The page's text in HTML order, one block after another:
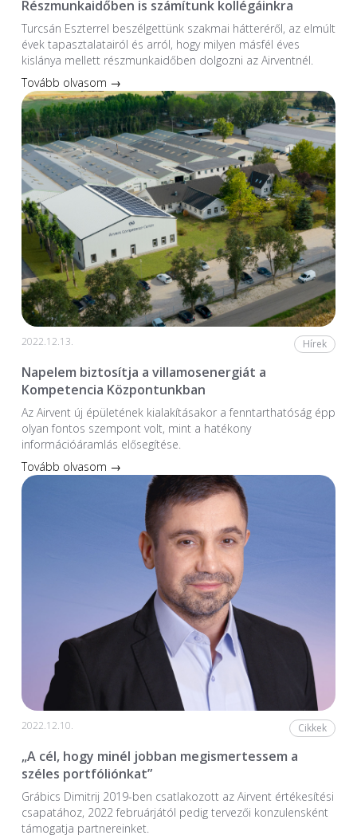
Részmunkaidőben is számítunk kollégáinkra
Turcsán Eszterrel beszélgettünk szakmai hátteréről, az elmúlt
évek tapasztalatairól és arról, hogy milyen másfél éves
kislánya mellett részmunkaidőben dolgozni az Airventnél.
Tovább olvasom →
2022.12.13. Hírek
Napelem biztosítja a villamosenergiát a
Kompetencia Központunkban
Az Airvent új épületének kialakításakor a fenntarthatóság épp
olyan fontos szempont volt, mint a hatékony
információáramlás elősegítése.
Tovább olvasom →
2022.12.10. Cikkek
„A cél, hogy minél jobban megismertessem a
széles portfóliónkat”
Grábics Dimitrij 2019-ben csatlakozott az Airvent értékesítési
csapatához, 2022 februárjától pedig tervezői konzulensként
támogatja partnereinket.